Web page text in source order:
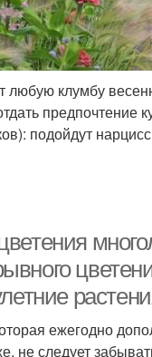
любую клумбу
подойдут
ежегодно
не следует